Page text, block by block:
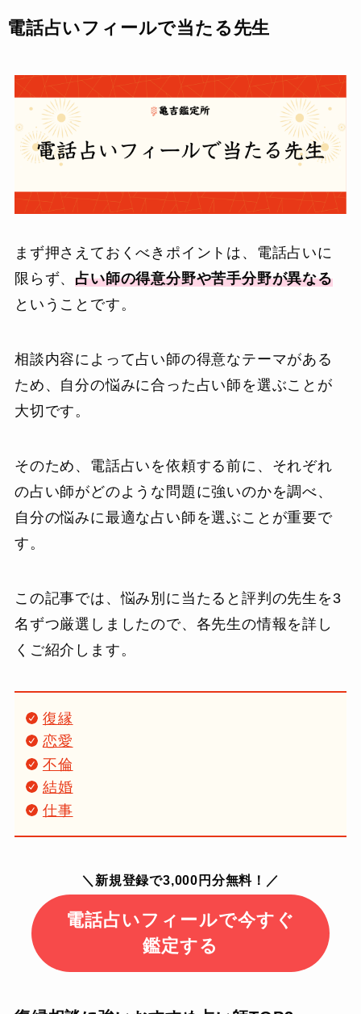
電話占いフィールで当たる先生
まず押さえておくべきポイントは、電話占いに
限らず、占い師の得意分野や苦手分野が異なる
ということです。
相談内容によって占い師の得意なテーマがある
ため、自分の悩みに合った占い師を選ぶことが
大切です。
そのため、電話占いを依頼する前に、それぞれ
の占い師がどのような問題に強いのかを調べ、
自分の悩みに最適な占い師を選ぶことが重要で
す。
この記事では、悩み別に当たると評判の先生を3
名ずつ厳選しましたので、各先生の情報を詳し
くご紹介します。
復縁
恋愛
不倫
結婚
仕事
＼新規登録で3,000円分無料！／
電話占いフィールで今すぐ
鑑定する